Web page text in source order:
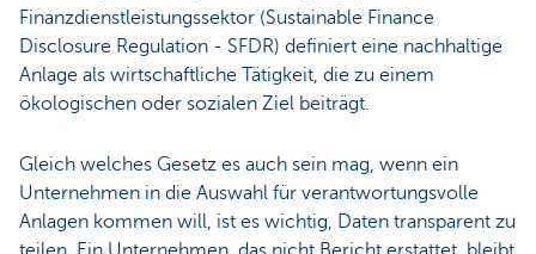
Finanzdienstleistungssektor (Sustainable Finance
Disclosure Regulation - SFDR) definiert eine nachhaltige
Anlage als wirtschaftliche Tätigkeit, die zu einem
ökologischen oder sozialen Ziel beiträgt.
Gleich welches Gesetz es auch sein mag, wenn ein
Unternehmen in die Auswahl für verantwortungsvolle
Anlagen kommen will, ist es wichtig, Daten transparent zu